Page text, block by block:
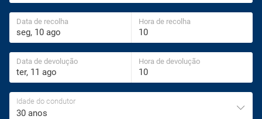
Data de recolha Hora de recolha
Data de devolução Hora de devolução
Idade do condutor
30 anos